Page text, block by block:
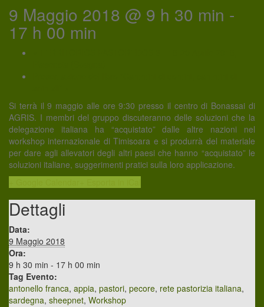
9 Maggio 2018 @ 9 h 30 min -
17 h 00 min
Si terrà il 9 maggio alle ore 9:30 presso il centro di Bonassai di
AGRIS. I membri del gruppo discuteranno delle soluzioni che la
delegazione italiana ha “acquistato” dalle altre nazioni nel
workshop internazionale di Timisoara e si produrrà del materiale
per dare agli allevatori degli altri paesi che hanno “acquistato” le
soluzioni italiane, suggerimenti pratici sulla loro applicazione.
Dettagli
Data:
9 Maggio 2018
Ora:
9 h 30 min - 17 h 00 min
Tag Evento:
antonello franca, appia, pastori, pecore, rete pastorizia italiana,
sardegna, sheepnet, Workshop